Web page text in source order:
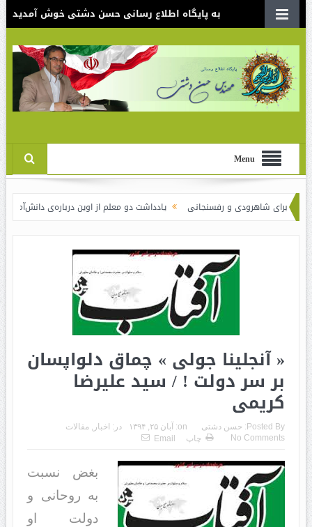
به پایگاه اطلاع رسانی حسن دشتی خوش آمدید
Menu
شاهرودی و رفسنجانی یادداشت دو معلم از اوین درباره‌ی دانش‌آموزانی که
« آنجلینا جولی » چماق دلواپسان
بر سر دولت ! / سید علیرضا
کریمی
Posted By: حسن دشتی on: آبان ۲۵, ۱۳۹۴ در: اخبار , مقالات
No Comments
چاپ Email
بغض نسبت
به روحانی و
دولت او